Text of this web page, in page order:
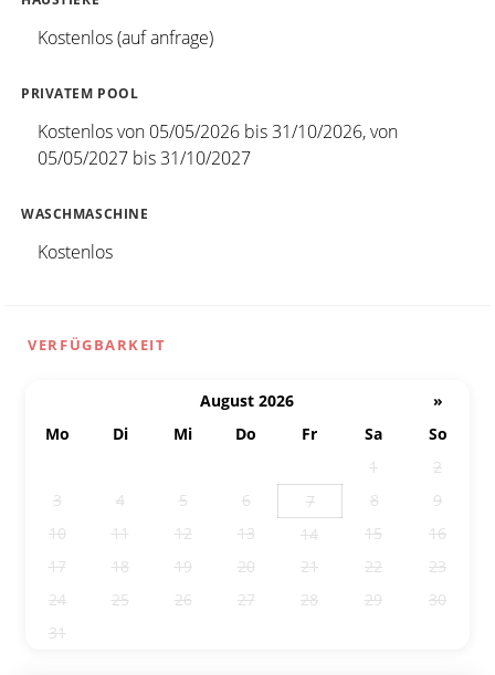
Kostenlos (auf anfrage)
PRIVATEM POOL
Kostenlos von 05/05/2026 bis 31/10/2026, von
05/05/2027 bis 31/10/2027
WASCHMASCHINE
Kostenlos
VERFÜGBARKEIT
August 2026
»
Mo
Di Mi Do Fr Sa
So
1
2
3
4 5 6 7 8
9
10
11 12 13 14 15
16
17
18 19 20 21 22
23
24
25 26 27 28 29
30
31